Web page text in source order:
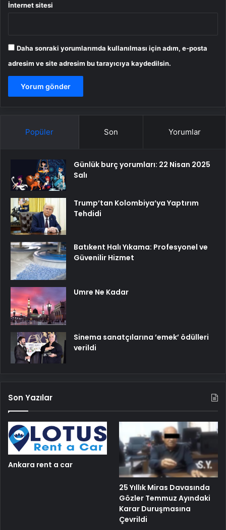
İnternet sitesi
Daha sonraki yorumlarımda kullanılması için adım, e-posta
adresim ve site adresim bu tarayıcıya kaydedilsin.
Popüler Son Yorumlar
Günlük burç yorumları: 22 Nisan 2025
Salı
Trump’tan Kolombiya’ya Yaptırım
Tehdidi
Batıkent Halı Yıkama: Profesyonel ve
Güvenilir Hizmet
Umre Ne Kadar
Sinema sanatçılarına ’emek’ ödülleri
verildi
Son Yazılar
Ankara rent a car
25 Yıllık Miras Davasında
Gözler Temmuz Ayındaki
Karar Duruşmasına
Çevrildi